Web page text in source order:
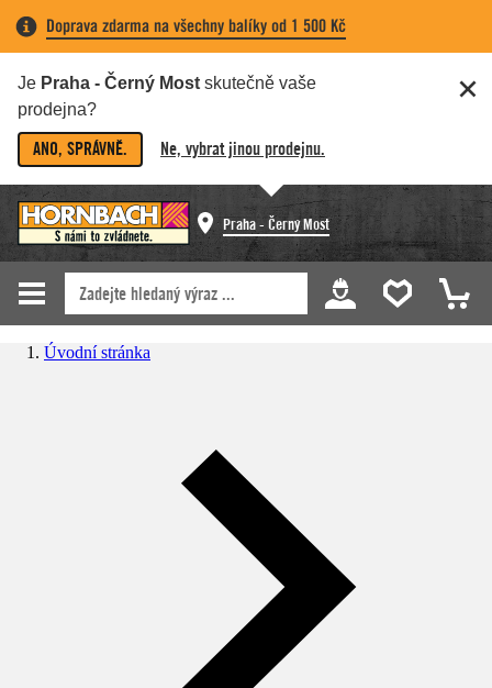
Doprava zdarma na všechny balíky od 1 500 Kč
Je Praha - Černý Most skutečně vaše
prodejna?
ANO, SPRÁVNĚ. Ne, vybrat jinou prodejnu.
Praha - Černý Most
Úvodní stránka